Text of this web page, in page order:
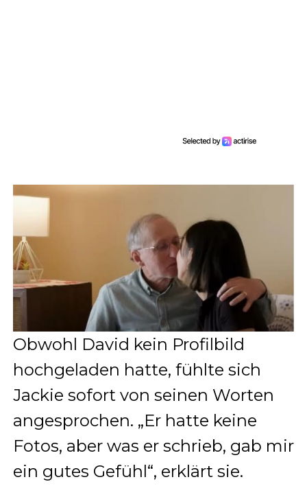
Obwohl David kein Profilbild
hochgeladen hatte, fühlte sich
Jackie sofort von seinen Worten
angesprochen. „Er hatte keine
Fotos, aber was er schrieb, gab mir
ein gutes Gefühl“, erklärt sie.